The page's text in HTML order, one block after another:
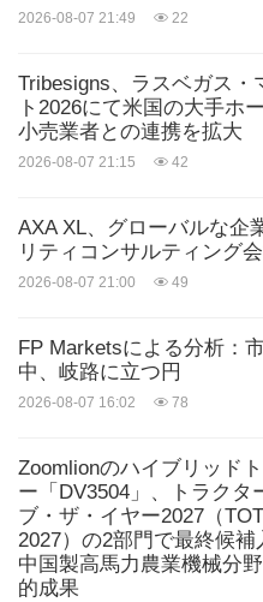
2026-08-07 21:49 22
Tribesigns、ラスベガス・
ト2026にて米国の大手ホ
小売業者との連携を拡大
2026-08-07 21:15 42
AXA XL、グローバルな企
リティコンサルティング
2026-08-07 21:00 49
FP Marketsによる分析：
中、岐路に立つ円
2026-08-07 16:02 78
Zoomlionのハイブリッド
ー「DV3504」、トラクタ
ブ・ザ・イヤー2027（
2027）の2部門で最終候補
中国製高馬力農業機械分
的成果